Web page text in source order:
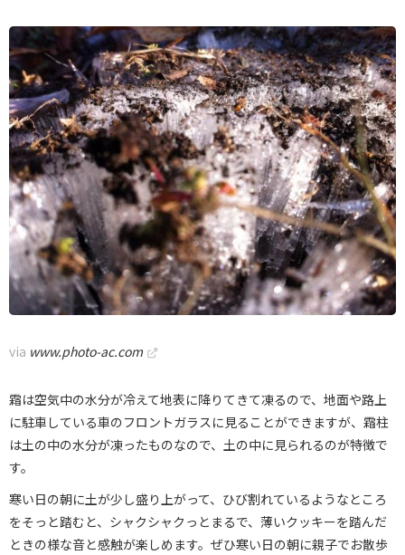
via www.photo-ac.com
霜は空気中の水分が冷えて地表に降りてきて凍るので、地面や路上
に駐車している車のフロントガラスに見ることができますが、霜柱
は土の中の水分が凍ったものなので、土の中に見られるのが特徴で
す。
寒い日の朝に土が少し盛り上がって、ひび割れているようなところ
をそっと踏むと、シャクシャクっとまるで、薄いクッキーを踏んだ
ときの様な音と感触が楽しめます。ぜひ寒い日の朝に親子でお散歩